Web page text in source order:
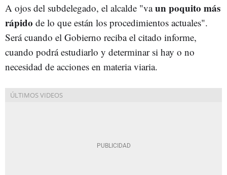
A ojos del subdelegado, el alcalde "vaun poquito más
rápido de lo que están los procedimientos actuales".
Será cuando el Gobierno reciba el citado informe,
cuando podrá estudiarlo y determinar si hay o no
necesidad de acciones en materia viaria.